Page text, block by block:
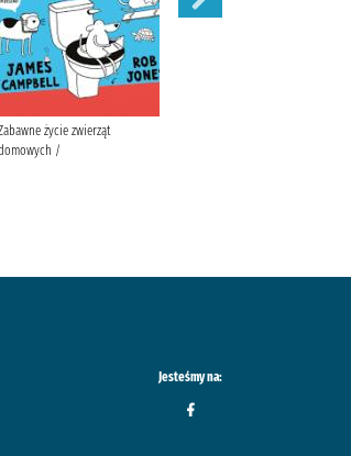
życie zwierząt
/
Jesteśmy na: